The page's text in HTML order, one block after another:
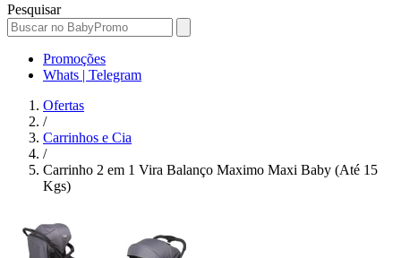
Pesquisar
Promoções
Whats | Telegram
Ofertas
/
Carrinhos e Cia
/
Carrinho 2 em 1 Vira Balanço Maximo Maxi Baby (Até 15
Kgs)